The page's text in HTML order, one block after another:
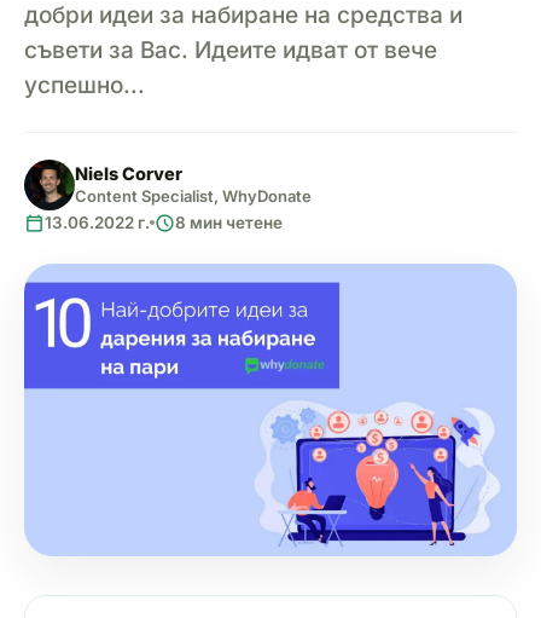
добри идеи за набиране на средства и
съвети за Вас. Идеите идват от вече
успешно...
Niels Corver
Content Specialist, WhyDonate
calendar_today13.06.2022 г. schedule8 мин четене